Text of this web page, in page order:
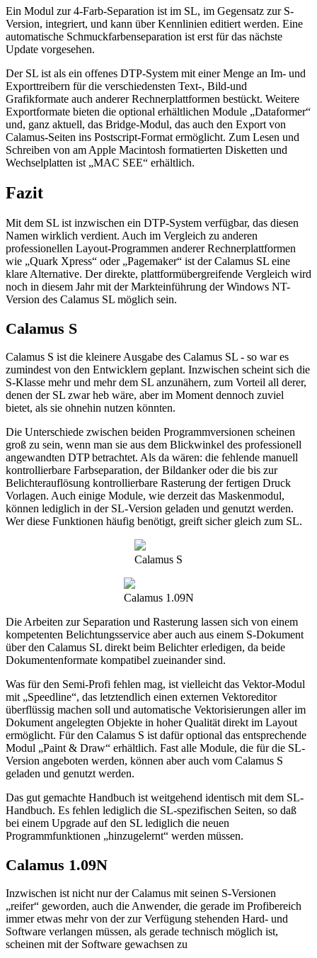
Ein Modul zur 4-Farb-Separation ist im SL, im Gegensatz zur S-
Version, integriert, und kann über Kennlinien editiert werden. Eine
automatische Schmuckfarbenseparation ist erst für das nächste
Update vorgesehen.
Der SL ist als ein offenes DTP-System mit einer Menge an Im- und
Exporttreibern für die verschiedensten Text-, Bild-und
Grafikformate auch anderer Rechnerplattformen bestückt. Weitere
Exportformate bieten die optional erhältlichen Module „Dataformer“
und, ganz aktuell, das Bridge-Modul, das auch den Export von
Calamus-Seiten ins Postscript-Format ermöglicht. Zum Lesen und
Schreiben von am Apple Macintosh formatierten Disketten und
Wechselplatten ist „MAC SEE“ erhältlich.
Fazit
Mit dem SL ist inzwischen ein DTP-System verfügbar, das diesen
Namen wirklich verdient. Auch im Vergleich zu anderen
professionellen Layout-Programmen anderer Rechnerplattformen
wie „Quark Xpress“ oder „Pagemaker“ ist der Calamus SL eine
klare Alternative. Der direkte, plattformübergreifende Vergleich wird
noch in diesem Jahr mit der Markteinführung der Windows NT-
Version des Calamus SL möglich sein.
Calamus S
Calamus S ist die kleinere Ausgabe des Calamus SL - so war es
zumindest von den Entwicklern geplant. Inzwischen scheint sich die
S-Klasse mehr und mehr dem SL anzunähern, zum Vorteil all derer,
denen der SL zwar heb wäre, aber im Moment dennoch zuviel
bietet, als sie ohnehin nutzen könnten.
Die Unterschiede zwischen beiden Programmversionen scheinen
groß zu sein, wenn man sie aus dem Blickwinkel des professionell
angewandten DTP betrachtet. Als da wären: die fehlende manuell
kontrollierbare Farbseparation, der Bildanker oder die bis zur
Belichterauflösung kontrollierbare Rasterung der fertigen Druck
Vorlagen. Auch einige Module, wie derzeit das Maskenmodul,
können lediglich in der SL-Version geladen und genutzt werden.
Wer diese Funktionen häufig benötigt, greift sicher gleich zum SL.
Calamus S
Calamus 1.09N
Die Arbeiten zur Separation und Rasterung lassen sich von einem
kompetenten Belichtungsservice aber auch aus einem S-Dokument
über den Calamus SL direkt beim Belichter erledigen, da beide
Dokumentenformate kompatibel zueinander sind.
Was für den Semi-Profi fehlen mag, ist vielleicht das Vektor-Modul
mit „Speedline“, das letztendlich einen externen Vektoreditor
überflüssig machen soll und automatische Vektorisierungen aller im
Dokument angelegten Objekte in hoher Qualität direkt im Layout
ermöglicht. Für den Calamus S ist dafür optional das entsprechende
Modul „Paint & Draw“ erhältlich. Fast alle Module, die für die SL-
Version angeboten werden, können aber auch vom Calamus S
geladen und genutzt werden.
Das gut gemachte Handbuch ist weitgehend identisch mit dem SL-
Handbuch. Es fehlen lediglich die SL-spezifischen Seiten, so daß
bei einem Upgrade auf den SL lediglich die neuen
Programmfunktionen „hinzugelernt“ werden müssen.
Calamus 1.09N
Inzwischen ist nicht nur der Calamus mit seinen S-Versionen
„reifer“ geworden, auch die Anwender, die gerade im Profibereich
immer etwas mehr von der zur Verfügung stehenden Hard- und
Software verlangen müssen, als gerade technisch möglich ist,
scheinen mit der Software gewachsen zu